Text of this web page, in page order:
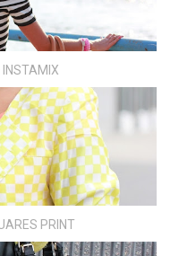
INSTAMIX
PRINT